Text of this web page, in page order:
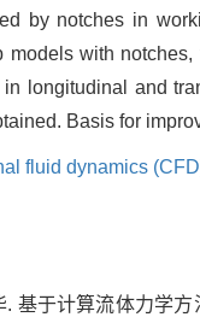
by notches in
with
longitudinal and
Basis for
fluid dynamics
. 基于计算流体力学